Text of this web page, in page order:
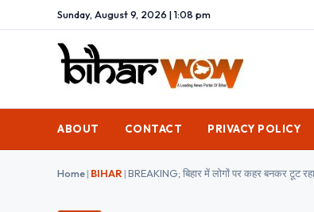
Sunday, August 9, 2026 | 1:08 pm
ABOUT CONTACT PRIVACY POLICY
Home| BIHAR|